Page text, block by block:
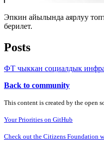
Эпкин айылында аярлуу
берилет.
Posts
ФТ чыккан социалдык
Back to community
This content is created by the open
Your Priorities on GitHub
Check out the Citizens Foundation